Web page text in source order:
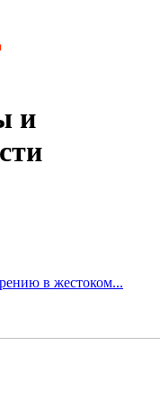
и
в жестоком...